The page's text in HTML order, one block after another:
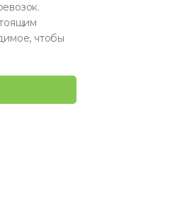
чтобы